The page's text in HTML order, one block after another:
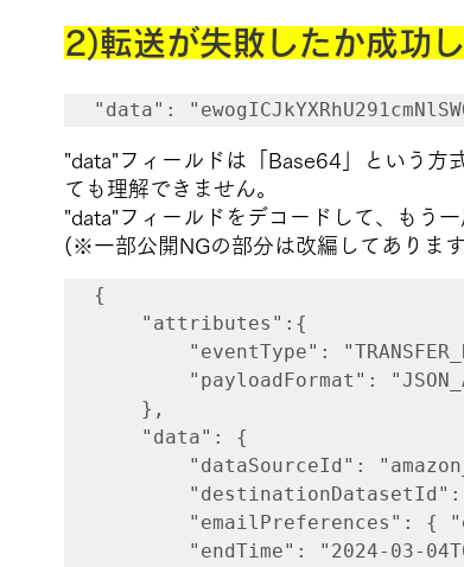
2)転送が失敗したか成功
"data" :
"data"フィールドは「Base64」という方
ても理解できません。
"data"フィールドをデコードして、もう一
(※一部公開NGの部分は改編してありま
{
"attributes":{
"eventType":
"payloadFormat":
},
"data": {
"dataSourceId":
"destinationDatasetId":
"emailPreferences": {
"endTime": "2024-03-